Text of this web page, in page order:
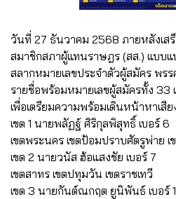
วันที่ 27 ธันวาคม 2568 ภายหลังเส
สมาชิกสภาผู้แทนราษฎร (สส.) แบบแ
สลากหมายเลขประจำตัวผู้สมัคร พรร
รายชื่อพร้อมหมายเลขผู้สมัครทั้ง 33
เพื่อเตรียมความพร้อมเดินหน้าหาเสี
เขต 1 นายพลัฏฐ์ ศิริกุลพิสุทธิ์ เบอร์ 6
เขตพระนคร เขตป้อมปราบศัตรูพ่าย
เขต 2 นายวนัส ฮ้อแสงชัย เบอร์ 7
เขตสาทร เขตปทุมวัน เขตราชเทวี
เขต 3 นายกันต์ณกฤต ยูนิพันธ์ เบอร์